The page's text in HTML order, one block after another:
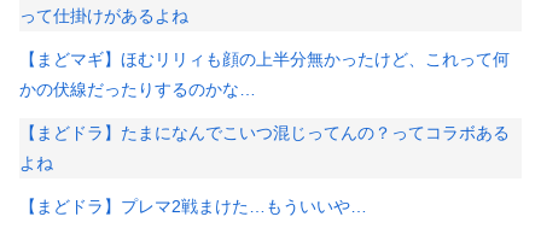
って仕掛けがあるよね
【まどマギ】ほむリリィも顔の上半分無かったけど、これって何
かの伏線だったりするのかな…
【まどドラ】たまになんでこいつ混じってんの？ってコラボある
よね
【まどドラ】プレマ2戦まけた…もういいや…